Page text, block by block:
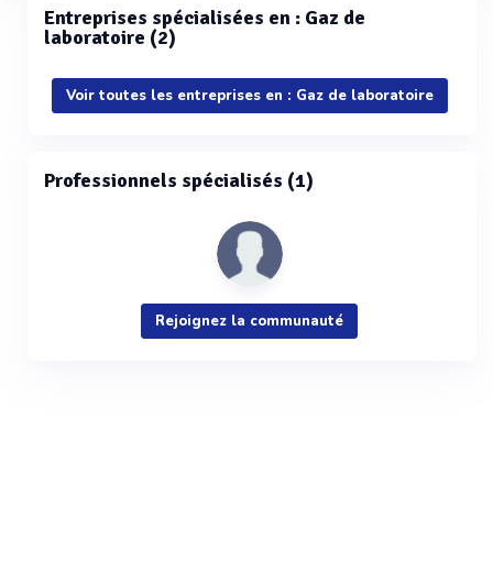
Entreprises spécialisées en : Gaz de
laboratoire (2)
Voir toutes les entreprises en : Gaz de laboratoire
Professionnels spécialisés (1)
Rejoignez la communauté